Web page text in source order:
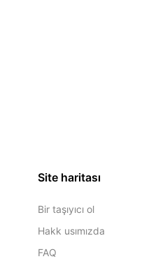
Site haritası
Bir taşıyıcı ol
Hakk usımızda
FAQ